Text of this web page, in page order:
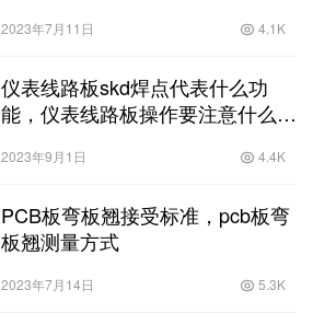
2023年7月11日 4.1K
仪表线路板skd焊点代表什么功
能，仪表线路板操作要注意什么事
2023年9月1日 4.4K
PCB板弯板翘接受标准，pcb板弯
板翘测量方式
2023年7月14日 5.3K